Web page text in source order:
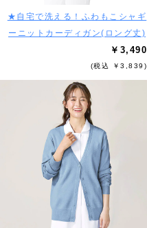
★自宅で洗える！ふわもこシャギ
ーニットカーディガン(ロング丈)
￥3,490
(税込 ￥3,839)